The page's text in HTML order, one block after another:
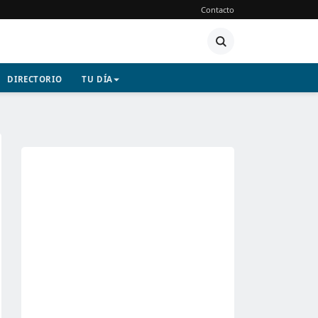
Contacto
DIRECTORIO TU DÍA